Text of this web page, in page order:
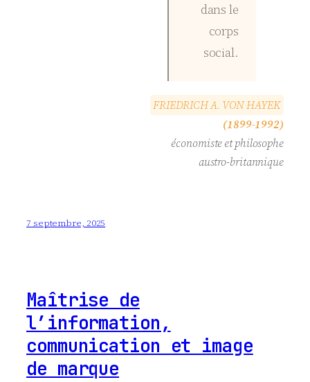
dans le
corps
social.
FRIEDRICHA. VONHAYEK
(1899-1992)
économiste et philosophe
austro-britannique
7 septembre, 2025
Maîtrise de
l’information,
communication et image
de marque